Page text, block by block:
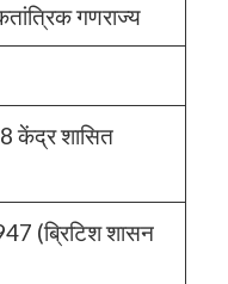
गणराज्य
केंद्र शासित
(ब्रिटिश शासन